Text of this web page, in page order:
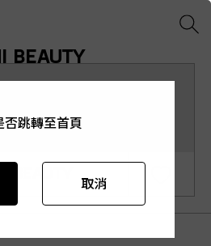
BEAUTY
BEAUTY
否跳轉至首頁
取消
否跳轉至首頁
取消
否跳轉至首頁
取消
否跳轉至首頁
取消
否跳轉至首頁
取消